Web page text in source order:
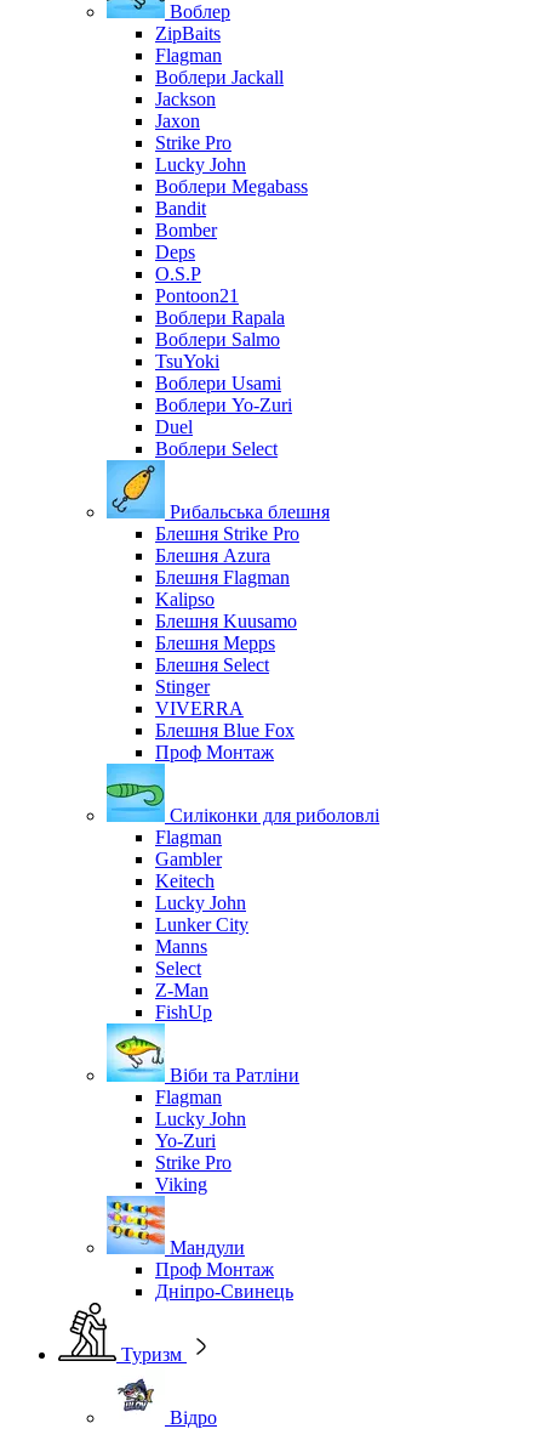
Воблер
ZipBaits
Flagman
Воблери Jackall
Jackson
Jaxon
Strike Pro
Lucky John
Воблери Megabass
Bandit
Bomber
Deps
O.S.P
Pontoon21
Воблери Rapala
Воблери Salmo
TsuYoki
Воблери Usami
Воблери Yo-Zuri
Duel
Воблери Select
Рибальська блешня
Блешня Strike Pro
Блешня Azura
Блешня Flagman
Kalipso
Блешня Kuusamo
Блешня Mepps
Блешня Select
Stinger
VIVERRA
Блешня Blue Fox
Проф Монтаж
Силіконки для риболовлі
Flagman
Gambler
Keitech
Lucky John
Lunker City
Manns
Select
Z-Man
FishUp
Віби та Ратліни
Flagman
Lucky John
Yo-Zuri
Strike Pro
Viking
Мандули
Проф Монтаж
Дніпро-Свинець
Туризм
Відро